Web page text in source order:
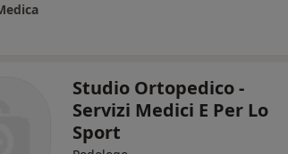
Studio Ortopedico -
Servizi Medici E Per Lo
Sport